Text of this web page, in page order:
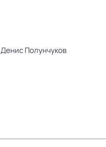
Денис Полунчуков